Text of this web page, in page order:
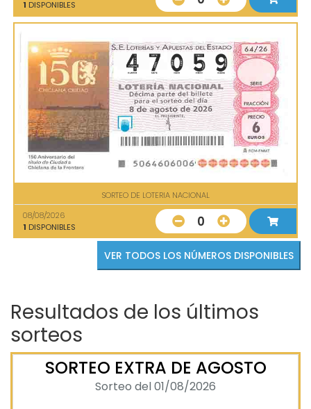
1 DISPONIBLES
SORTEO DE LOTERIA NACIONAL
08/08/2026
1 DISPONIBLES 0
VER TODOS LOS NÚMEROS DISPONIBLES
Resultados de los últimos
sorteos
SORTEO EXTRA DE AGOSTO
Sorteo del 01/08/2026